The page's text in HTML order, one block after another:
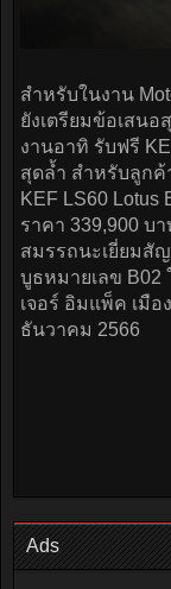
สำหรับในงาน
ยังเตรียมข้อเสน
งานอาทิ รับฟรี
สุดล้ำ สำหรับลูกค้
KEF LS60 Lotus
ราคา 339,900 บ
สมรรถนะเยี่ยมสั
บูธหมายเลข B02
เจอร์ อิมแพ็ค เมื
ธันวาคม 2566
Ads